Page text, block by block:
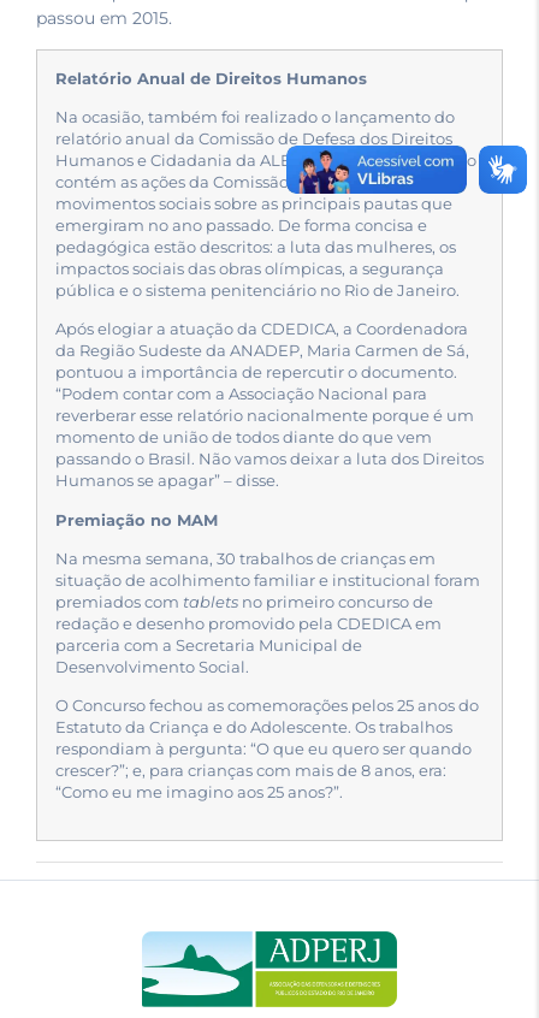
passou em 2015.
Relatório Anual de Direitos Humanos
Na ocasião, também foi realizado o lançamento do
relatório anual da Comissão de Defesa dos Direitos
Humanos e Cidadania da ALERJ – 2015. O documento
contém as ações da Comissão e artigos de
movimentos sociais sobre as principais pautas que
emergiram no ano passado. De forma concisa e
pedagógica estão descritos: a luta das mulheres, os
impactos sociais das obras olímpicas, a segurança
pública e o sistema penitenciário no Rio de Janeiro.
Após elogiar a atuação da CDEDICA, a Coordenadora
da Região Sudeste da ANADEP, Maria Carmen de Sá,
pontuou a importância de repercutir o documento.
“Podem contar com a Associação Nacional para
reverberar esse relatório nacionalmente porque é um
momento de união de todos diante do que vem
passando o Brasil. Não vamos deixar a luta dos Direitos
Humanos se apagar” – disse.
Premiação no MAM
Na mesma semana, 30 trabalhos de crianças em
situação de acolhimento familiar e institucional foram
premiados com tablets no primeiro concurso de
redação e desenho promovido pela CDEDICA em
parceria com a Secretaria Municipal de
Desenvolvimento Social.
O Concurso fechou as comemorações pelos 25 anos do
Estatuto da Criança e do Adolescente. Os trabalhos
respondiam à pergunta: “O que eu quero ser quando
crescer?”; e, para crianças com mais de 8 anos, era:
“Como eu me imagino aos 25 anos?”.